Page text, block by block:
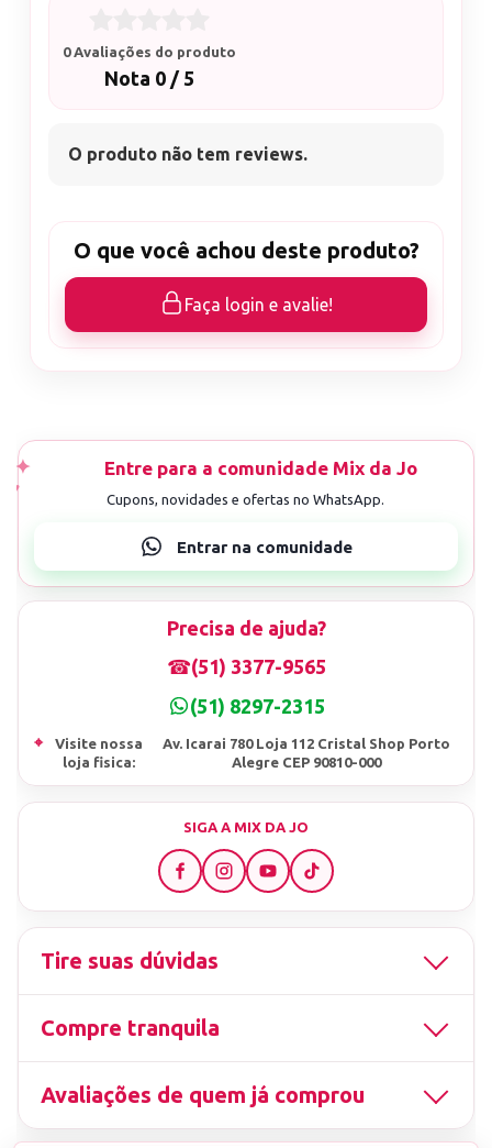
0 Avaliações do produto
Nota 0 / 5
O produto não tem reviews.
O que você achou deste produto?
Faça login e avalie!
Precisa de ajuda?
☎(51) 3377-9565
(51) 8297-2315
⌖
Visite nossa
loja fisica:
Av. Icarai 780 Loja 112 Cristal Shop Porto
Alegre CEP 90810-000
SIGA A MIX DA JO
Tire suas dúvidas
Compre tranquila
Avaliações de quem já comprou